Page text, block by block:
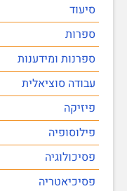
סיעוד
ספרות
ספרנות ומידענות
עבודה סוציאלית
פיזיקה
פילוסופיה
פסיכולוגיה
פסיכיאטריה